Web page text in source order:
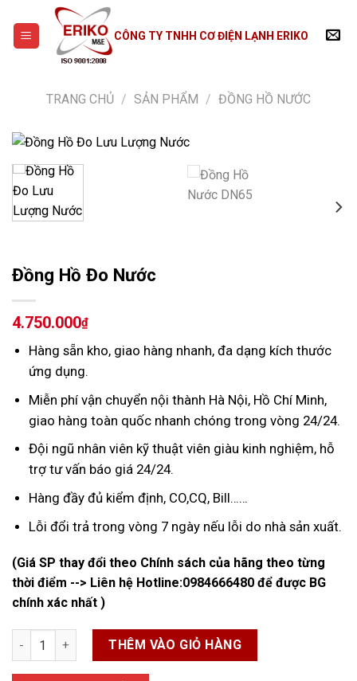
content
CÔNG TY TNHH CƠ ĐIỆN LẠNH ERIKO
TRANG CHỦ / SẢN PHẨM / ĐỒNG HỒ NƯỚC
Đồng Hồ Đo Nước
4.750.000₫
Hàng sẵn kho, giao hàng nhanh, đa dạng kích thước
ứng dụng.
Miễn phí vận chuyển nội thành Hà Nội, Hồ Chí Minh,
giao hàng toàn quốc nhanh chóng trong vòng 24/24.
Đội ngũ nhân viên kỹ thuật viên giàu kinh nghiệm, hỗ
trợ tư vấn báo giá 24/24.
Hàng đầy đủ kiểm định, CO,CQ, Bill……
Lỗi đổi trả trong vòng 7 ngày nếu lỗi do nhà sản xuất.
(Giá SP thay đổi theo Chính sách của hãng theo từng
thời điểm --> Liên hệ Hotline:0984666480 để được BG
chính xác nhất )
Đồng Hồ Đo Nước số lượngTHÊM VÀO GIỎ HÀNG